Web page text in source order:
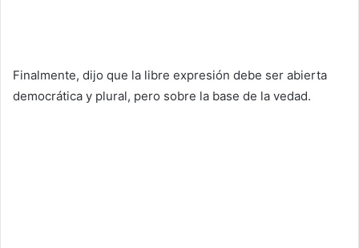
Finalmente, dijo que la libre expresión debe ser abierta
democrática y plural, pero sobre la base de la vedad.